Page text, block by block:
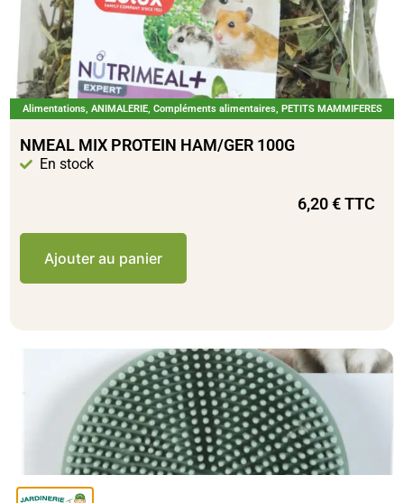
Alimentations, ANIMALERIE, Compléments alimentaires, PETITS MAMMIFERES
NMEAL MIX PROTEIN HAM/GER 100G
En stock
6,20€TTC
Ajouter au panier